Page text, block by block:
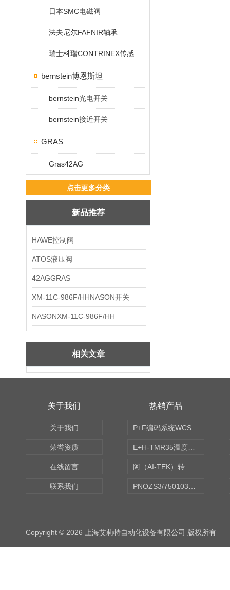
日本SMC电磁阀
法夫尼尔FAFNIR轴承
bernstein博恩斯坦
bernstein光电开关
bernstein接近开关
GRAS
Gras42AG
点击更多分类
新品推荐
HAWE控制阀
ATOS液压阀
42AGGRAS
XM-11C-986F/HHNASON开关
NASONXM-11C-986F/HH
相关文章
关于我们
关于我们
荣誉资质
在线留言
联系我们
热销产品
Copyright © 2026 上海艾莉特自动化设备有限公司 版权所有